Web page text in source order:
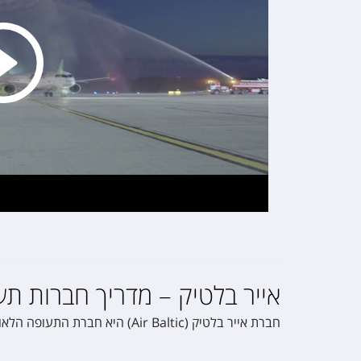
אייר בלטיק – מדריך חברות
חברת אייר בלטיק (Air Baltic) היא חברת התעופה הלאומית של לטביה אשר נוסדה בשנת 1995. כיום החברה מגיעה לכ-68 יעדים והיא נחשבת לחברת תעופה זולה (לואו קוסט).